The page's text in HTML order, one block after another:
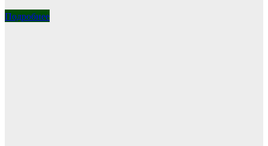
Подробнее